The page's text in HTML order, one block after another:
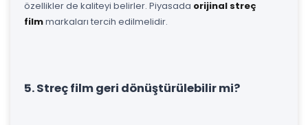
özellikler de kaliteyi belirler. Piyasada orijinal streç
filmmarkaları tercih edilmelidir.
5. Streç film geri dönüştürülebilir mi?